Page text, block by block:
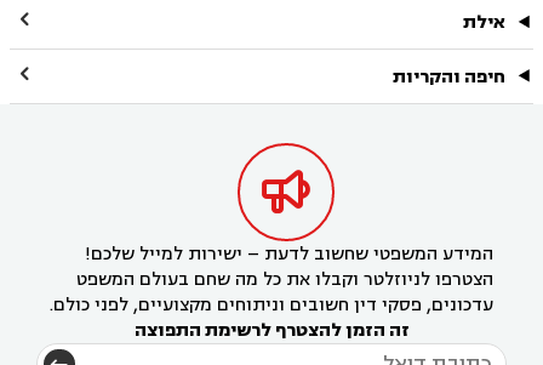
אילת 
חיפה והקריות 

המידע המשפטי שחשוב לדעת – ישירות למייל שלכם!
הצטרפו לניוזלטר וקבלו את כל מה שחם בעולם המשפט
עדכונים, פסקי דין חשובים וניתוחים מקצועיים, לפני כולם.
זה הזמן להצטרף לרשימת התפוצה